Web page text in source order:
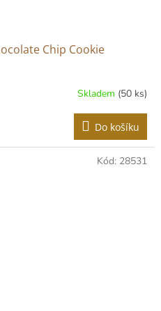
Chip Cookie
Skladem (50 ks)
Do košíku
Kód: 28531